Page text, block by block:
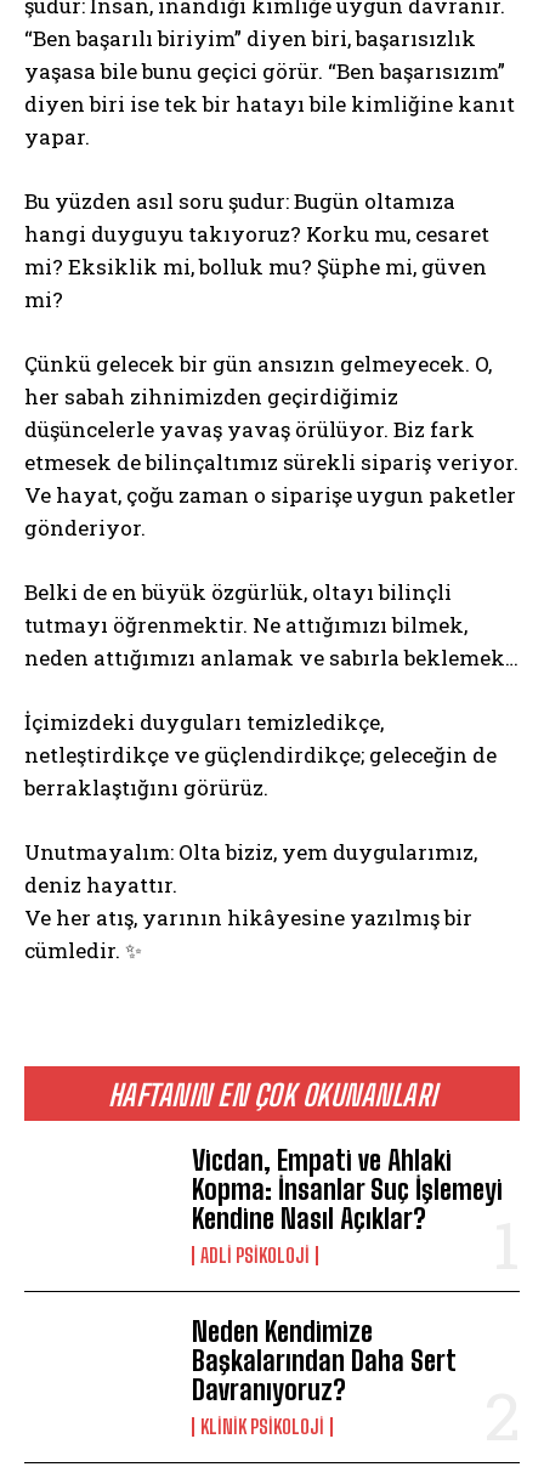
ABONE OL
Gizlilik politikasınıokudum, onaylıyorum.
HAFTANIN EN ÇOK OKUNANLARI
Vicdan, Empati ve Ahlaki
Kopma: İnsanlar Suç İşlemeyi
Kendine Nasıl Açıklar?
ADLI PSIKOLOJI
Neden Kendimize
Başkalarından Daha Sert
Davranıyoruz?
KLINIK PSIKOLOJI
“Ben başarılı biriyim” diyen biri, başarısızlık
yaşasa bile bunu geçici görür. “Ben başarısızım”
diyen biri ise tek bir hatayı bile kimliğine kanıt
yapar.
Bu yüzden asıl soru şudur: Bugün oltamıza
hangi duyguyu takıyoruz? Korku mu, cesaret
mi? Eksiklik mi, bolluk mu? Şüphe mi, güven
mi?
Çünkü gelecek bir gün ansızın gelmeyecek. O,
her sabah zihnimizden geçirdiğimiz
düşüncelerle yavaş yavaş örülüyor. Biz fark
etmesek de bilinçaltımız sürekli sipariş veriyor.
Ve hayat, çoğu zaman o siparişe uygun paketler
gönderiyor.
Belki de en büyük özgürlük, oltayı bilinçli
tutmayı öğrenmektir. Ne attığımızı bilmek,
neden attığımızı anlamak ve sabırla beklemek…
İçimizdeki duyguları temizledikçe,
netleştirdikçe ve güçlendirdikçe; geleceğin de
berraklaştığını görürüz.
Unutmayalım: Olta biziz, yem duygularımız,
deniz hayattır.
Ve her atış, yarının hikâyesine yazılmış bir
cümledir. ✨